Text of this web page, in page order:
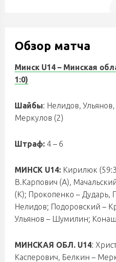
Обзор матча
Минск U14 – Минская
1:0)
Шайбы: Нелидов,
Меркулов (2)
Штраф: 4 – 6
МИНСК U14: Кирилюк
В.Карпович (А),
(К); Прокопенко – Дударь,
Нелидов; Подоровский –
Ульянов – Шумилин;
МИНСКАЯ ОБЛ. U14:
Касперович, Белкин –